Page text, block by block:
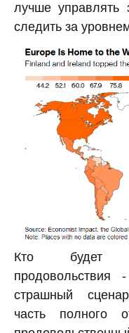
лучше управлять
следить за
Кто будет
продовольствия
страшный
часть полного